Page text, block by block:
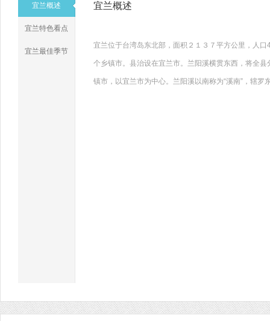
宜兰概述
宜兰特色看点
宜兰最佳季节
宜兰概述
宜兰位于台湾岛东北部，面积２１３７平方公里，人
个乡镇市。县治设在宜兰市。兰阳溪横贯东西，将全
镇市，以宜兰市为中心。兰阳溪以南称为“溪南”，辖